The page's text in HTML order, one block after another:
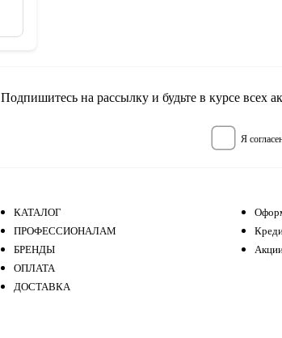
Подпишитесь на рассылку и будьте в курсе всех
я
КАТАЛОГ
ПРОФЕССИОНАЛАМ
БРЕНДЫ
ОПЛАТА
ДОСТАВКА